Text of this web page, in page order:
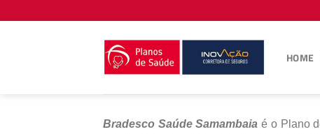
to
HOME
Bradesco Saúde Samambaia é o Plano